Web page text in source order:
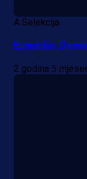
A Selekcija
Ermedin
2 godina 5